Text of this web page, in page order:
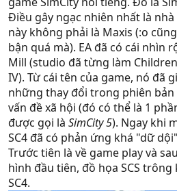
Điều gây ngạc nhiên nhất là
này không phải là Maxis (:o
bận quá mà). EA đã có cái nhìn
Mill (studio đã từng làm
IV). Từ cái tên của game, nó đã
những thay đổi trong phiên bản
vấn đề xã hội (đó có thể là 1
được gọi là SimCity 5). Ngay khi
SC4 đã có phản ứng khá "dữ
Trước tiên là về game play và
hình đầu tiên, đồ họa SCS trông
SC4.